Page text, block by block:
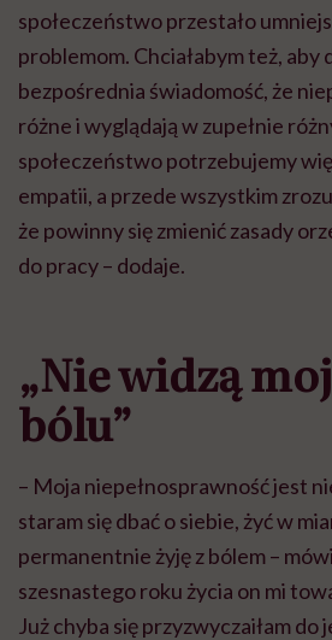
społeczeństwo przestało
problemom. Chciałabym też, aby
bezpośrednia świadomość, że
różne i wyglądają w zupełnie
społeczeństwo potrzebujemy
empatii, a przede wszystkim
że powinny się zmienić zasady
do pracy – dodaje.
„Nie widzą
bólu”
– Moja niepełnosprawność jest
staram się dbać o siebie, żyć w
permanentnie żyję z bólem –
szesnastego roku życia on mi
Już chyba się przyzwyczaiłam do